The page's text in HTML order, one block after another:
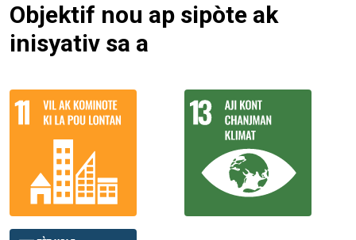
Objektif nou ap sipòte ak
inisyativ sa a